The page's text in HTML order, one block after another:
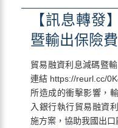
【訊息轉發
暨輸出保險
貿易融資利息減碼暨
連結 https://reurl.cc/
所造成的衝擊影響，
入銀行執行貿易融資
施方案，協助我國出口